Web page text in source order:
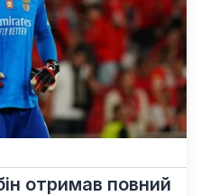
отримав повний